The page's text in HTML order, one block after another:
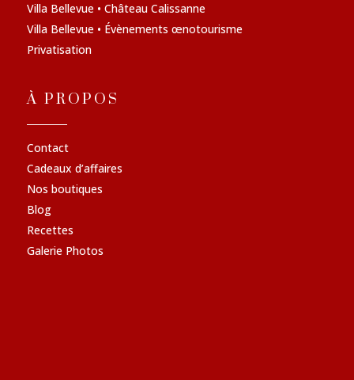
Villa Bellevue • Château Calissanne
Villa Bellevue • Évènements œnotourisme
Privatisation
À PROPOS
Contact
Cadeaux d’affaires
Nos boutiques
Blog
Recettes
Galerie Photos